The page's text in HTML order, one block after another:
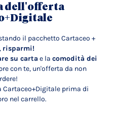
dell'offerta
il pacchetto Cartaceo +
risparmi!
su carta e la comodità dei
con te, un'offerta da non
Cartaceo+Digitale prima di
nel carrello.